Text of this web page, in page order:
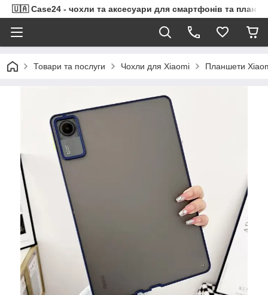
🇺🇦 Case24 - чохли та аксесуари для смартфонів та
Товари та послуги Чохли для Xiaomi Планшети